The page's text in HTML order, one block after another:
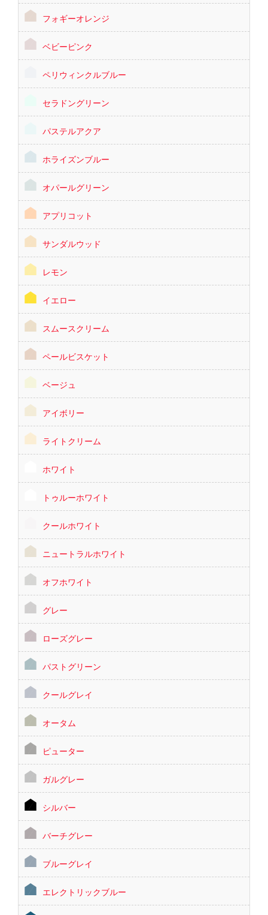
フォギーオレンジ
ベビーピンク
ペリウィンクルブルー
セラドングリーン
パステルアクア
ホライズンブルー
オパールグリーン
アプリコット
サンダルウッド
レモン
イエロー
スムースクリーム
ペールビスケット
ベージュ
アイボリー
ライトクリーム
ホワイト
トゥルーホワイト
クールホワイト
ニュートラルホワイト
オフホワイト
グレー
ローズグレー
パストグリーン
クールグレイ
オータム
ピューター
ガルグレー
シルバー
バーチグレー
ブルーグレイ
エレクトリックブルー